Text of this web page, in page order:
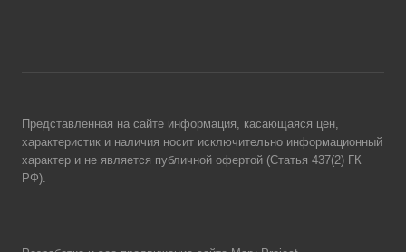
Представленная на сайте информация, касающаяся цен,
характеристик и наличия носит исключительно информационный
характер и не является публичной офертой (Статья 437(2) ГК
РФ).